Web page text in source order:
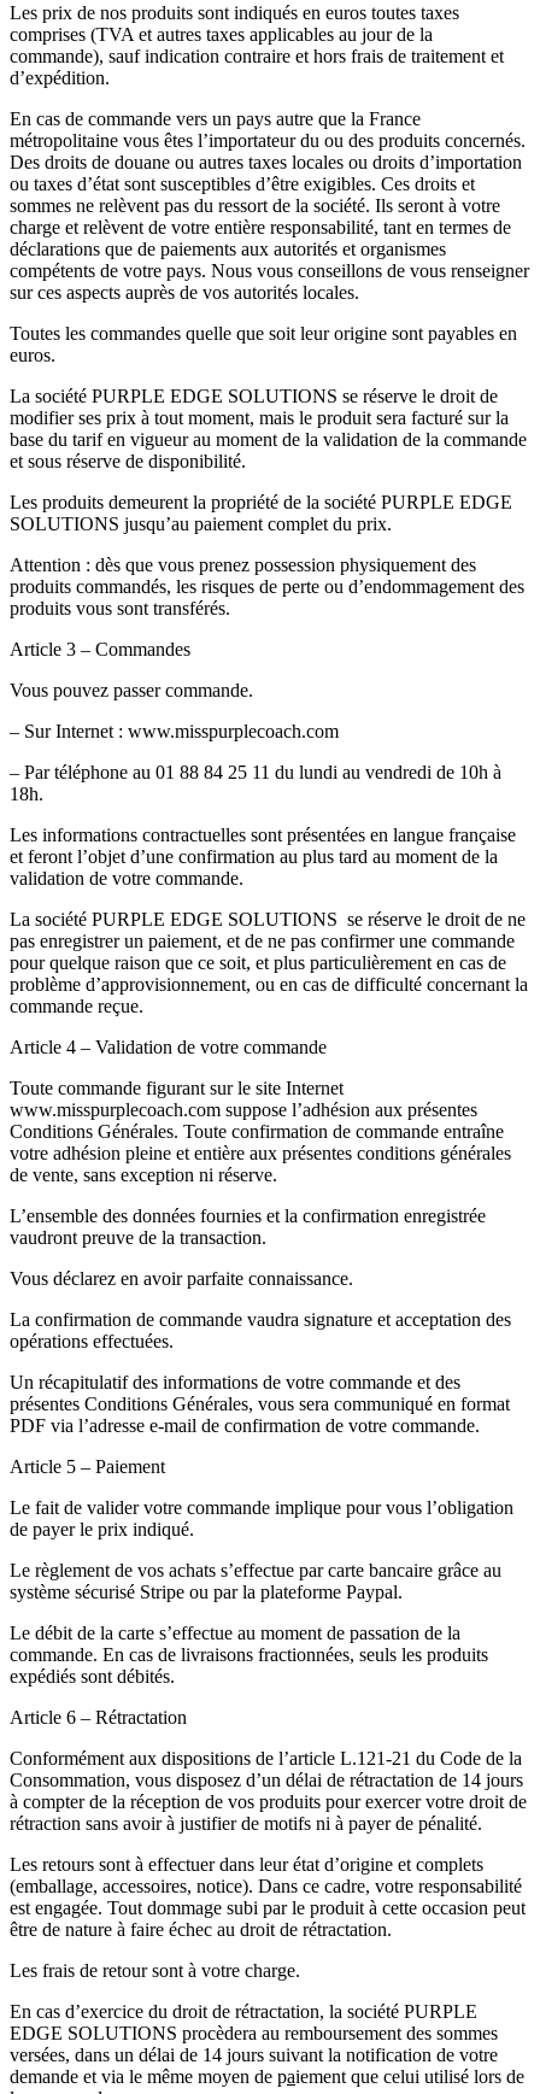
Les prix de nos produits sont indiqués en euros toutes taxes
comprises (TVA et autres taxes applicables au jour de la
commande), sauf indication contraire et hors frais de traitement et
d’expédition.
En cas de commande vers un pays autre que la France
métropolitaine vous êtes l’importateur du ou des produits concernés.
Des droits de douane ou autres taxes locales ou droits d’importation
ou taxes d’état sont susceptibles d’être exigibles. Ces droits et
sommes ne relèvent pas du ressort de la société. Ils seront à votre
charge et relèvent de votre entière responsabilité, tant en termes de
déclarations que de paiements aux autorités et organismes
compétents de votre pays. Nous vous conseillons de vous renseigner
sur ces aspects auprès de vos autorités locales.
Toutes les commandes quelle que soit leur origine sont payables en
euros.
La société PURPLE EDGE SOLUTIONS se réserve le droit de
modifier ses prix à tout moment, mais le produit sera facturé sur la
base du tarif en vigueur au moment de la validation de la commande
et sous réserve de disponibilité.
Les produits demeurent la propriété de la société PURPLE EDGE
SOLUTIONS jusqu’au paiement complet du prix.
Attention : dès que vous prenez possession physiquement des
produits commandés, les risques de perte ou d’endommagement des
produits vous sont transférés.
Article 3 – Commandes
Vous pouvez passer commande.
– Sur Internet : www.misspurplecoach.com
– Par téléphone au 01 88 84 25 11 du lundi au vendredi de 10h à
18h.
Les informations contractuelles sont présentées en langue française
et feront l’objet d’une confirmation au plus tard au moment de la
validation de votre commande.
La société PURPLE EDGE SOLUTIONS se réserve le droit de ne
pas enregistrer un paiement, et de ne pas confirmer une commande
pour quelque raison que ce soit, et plus particulièrement en cas de
problème d’approvisionnement, ou en cas de difficulté concernant la
commande reçue.
Article 4 – Validation de votre commande
Toute commande figurant sur le site Internet
www.misspurplecoach.com suppose l’adhésion aux présentes
Conditions Générales. Toute confirmation de commande entraîne
votre adhésion pleine et entière aux présentes conditions générales
de vente, sans exception ni réserve.
L’ensemble des données fournies et la confirmation enregistrée
vaudront preuve de la transaction.
Vous déclarez en avoir parfaite connaissance.
La confirmation de commande vaudra signature et acceptation des
opérations effectuées.
Un récapitulatif des informations de votre commande et des
présentes Conditions Générales, vous sera communiqué en format
PDF via l’adresse e-mail de confirmation de votre commande.
Article 5 – Paiement
Le fait de valider votre commande implique pour vous l’obligation
de payer le prix indiqué.
Le règlement de vos achats s’effectue par carte bancaire grâce au
système sécurisé Stripe ou par la plateforme Paypal.
Le débit de la carte s’effectue au moment de passation de la
commande. En cas de livraisons fractionnées, seuls les produits
expédiés sont débités.
Article 6 – Rétractation
Conformément aux dispositions de l’article L.121-21 du Code de la
Consommation, vous disposez d’un délai de rétractation de 14 jours
à compter de la réception de vos produits pour exercer votre droit de
rétraction sans avoir à justifier de motifs ni à payer de pénalité.
Les retours sont à effectuer dans leur état d’origine et complets
(emballage, accessoires, notice). Dans ce cadre, votre responsabilité
est engagée. Tout dommage subi par le produit à cette occasion peut
être de nature à faire échec au droit de rétractation.
Les frais de retour sont à votre charge.
En cas d’exercice du droit de rétractation, la société PURPLE
EDGE SOLUTIONS procèdera au remboursement des sommes
versées, dans un délai de 14 jours suivant la notification de votre
demande et via le même moyen de paiement que celui utilisé lors de